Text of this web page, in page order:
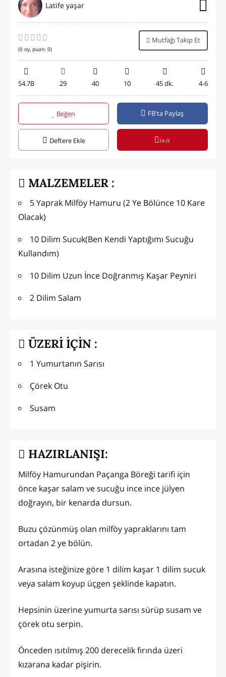
Latife yaşar
(0 oy, puan: 0)
Mutfağı Takip Et
54.7B 29 40 10 45 dk. 4-6
Beğen FB'ta Paylaş
Deftere Ekle in it
MALZEMELER :
5 Yaprak Milföy Hamuru (2 Ye Bölünce 10 Kare
Olacak)
10 Dilim Sucuk(Ben Kendi Yaptığımı Sucuğu
Kullandım)
10 Dilim Uzun İnce Doğranmış Kaşar Peyniri
2 Dilim Salam
ÜZERİ İÇİN :
1 Yumurtanın Sarısı
Çörek Otu
Susam
HAZIRLANIŞI:
Milföy Hamurundan Paçanga Böreği tarifi için
önce kaşar salam ve sucuğu ince ince jülyen
doğrayın, bir kenarda dursun.
Buzu çözünmüş olan milföy yapraklarını tam
ortadan 2 ye bölün.
Arasına isteğinize göre 1 dilim kaşar 1 dilim sucuk
veya salam koyup üçgen şeklinde kapatın.
Hepsinin üzerine yumurta sarısı sürüp susam ve
çörek otu serpin.
Önceden ısıtılmış 200 derecelik fırında üzeri
kızarana kadar pişirin.